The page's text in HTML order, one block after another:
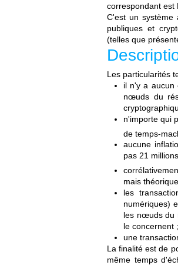
correspondant est
C'est un système
publiques et
(telles que
Les particularités
il n'y a aucun
nœuds du
n'importe qui
de temps-
aucune
pas 21
mais
les
numériques)
les nœuds du
le concernent ;
une
La finalité est de
même temps